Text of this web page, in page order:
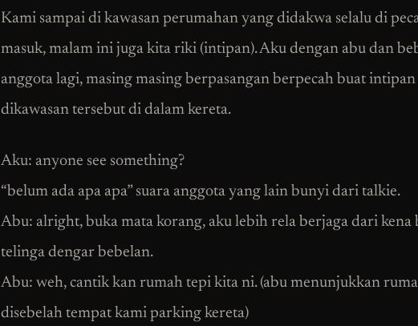
Kami sampai di kawasan perumahan yang didakwa selalu di
masuk, malam ini juga kita riki (intipan). Aku dengan abu dan
anggota lagi, masing masing berpasangan berpecah buat intipan
dikawasan tersebut di dalam kereta.
Aku: anyone see something?
“belum ada apa apa” suara anggota yang lain bunyi dari talkie.
Abu: alright, buka mata korang, aku lebih rela berjaga dari kena
telinga dengar bebelan.
Abu: weh, cantik kan rumah tepi kita ni. (abu menunjukkan
disebelah tempat kami parking kereta)